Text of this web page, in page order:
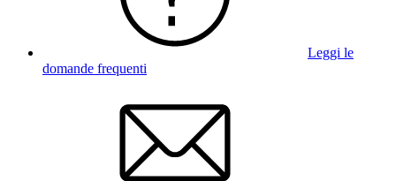
Leggi le
domande frequenti